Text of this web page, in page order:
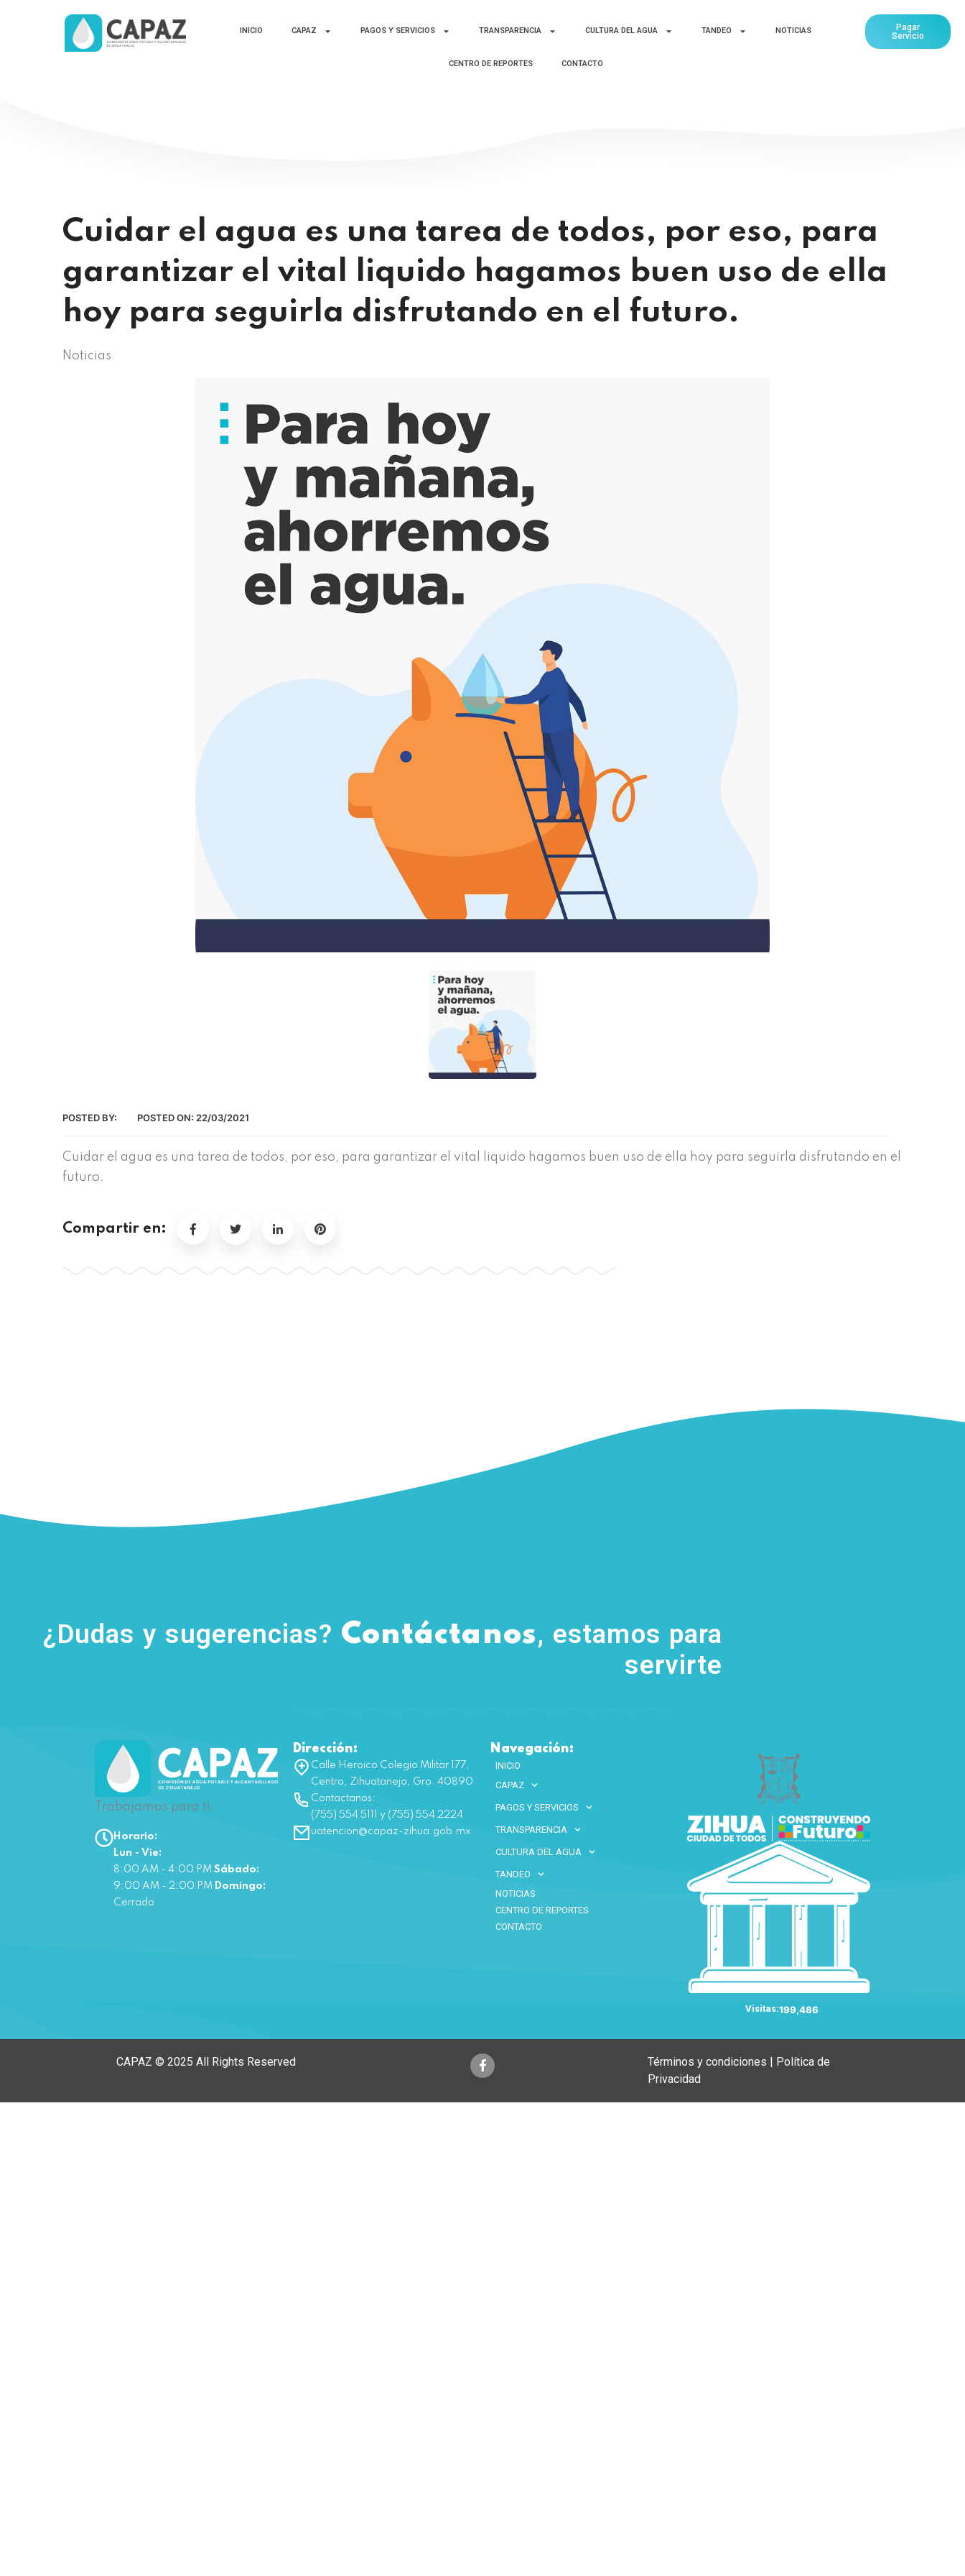
INICIO CAPAZ PAGOS Y SERVICIOS TRANSPARENCIA CULTURA DEL AGUA TANDEO NOTICIAS
CENTRO DE REPORTES CONTACTO
Pagar
Servicio
Cuidar el agua es una tarea de todos, por eso, para
garantizar el vital liquido hagamos buen uso de ella
hoy para seguirla disfrutando en el futuro.
Noticias
POSTED BY: POSTED ON: 22/03/2021
Cuidar el agua es una tarea de todos, por eso, para garantizar el vital liquido hagamos buen uso de ella hoy para seguirla disfrutando en el
futuro.
Compartir en:
¿Dudas y sugerencias? Contáctanos, estamos para
servirte
Trabajamos para ti.
Horario:
Lun - Vie:
8:00 AM - 4:00 PM Sábado:
9:00 AM - 2:00 PM Domingo:
Cerrado
Dirección:
Calle Heroico Colegio Militar 177,
Centro, Zihuatanejo, Gro. 40890
Contactanos:
(755) 554 5111 y (755) 554 2224
uatencion@capaz-zihua.gob.mx
Navegación:
INICIO
CAPAZ
PAGOS Y SERVICIOS
TRANSPARENCIA
CULTURA DEL AGUA
TANDEO
NOTICIAS
CENTRO DE REPORTES
CONTACTO
Visitas:199,486
CAPAZ © 2025 All Rights Reserved
Términos y condiciones | Política de
Privacidad